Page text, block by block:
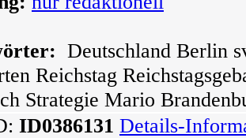
Deutschland Berlin
Reichstag
Strategie Mario
ID0386131 Details-